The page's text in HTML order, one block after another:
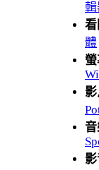
看
體
螢
影
音
影